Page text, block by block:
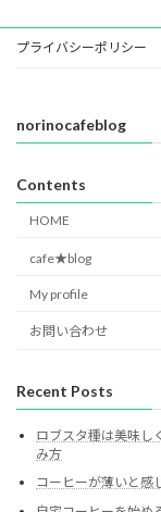
プライバシーポリシー
norinocafeblog
Contents
HOME
cafe★blog
My profile
お問い合わせ
Recent Posts
ロブスタ種は美味し
み方
コーヒーが薄いと感